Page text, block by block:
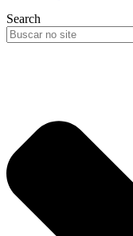
Search